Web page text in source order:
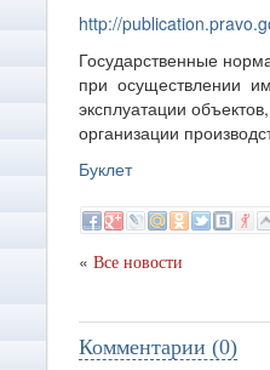
http://
Государственные
при осуществлении
эксплуатации
организации
Буклет
« Все новости
Комментарии (0)